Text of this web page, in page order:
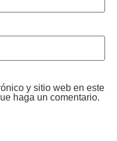
y sitio web en este
haga un comentario.